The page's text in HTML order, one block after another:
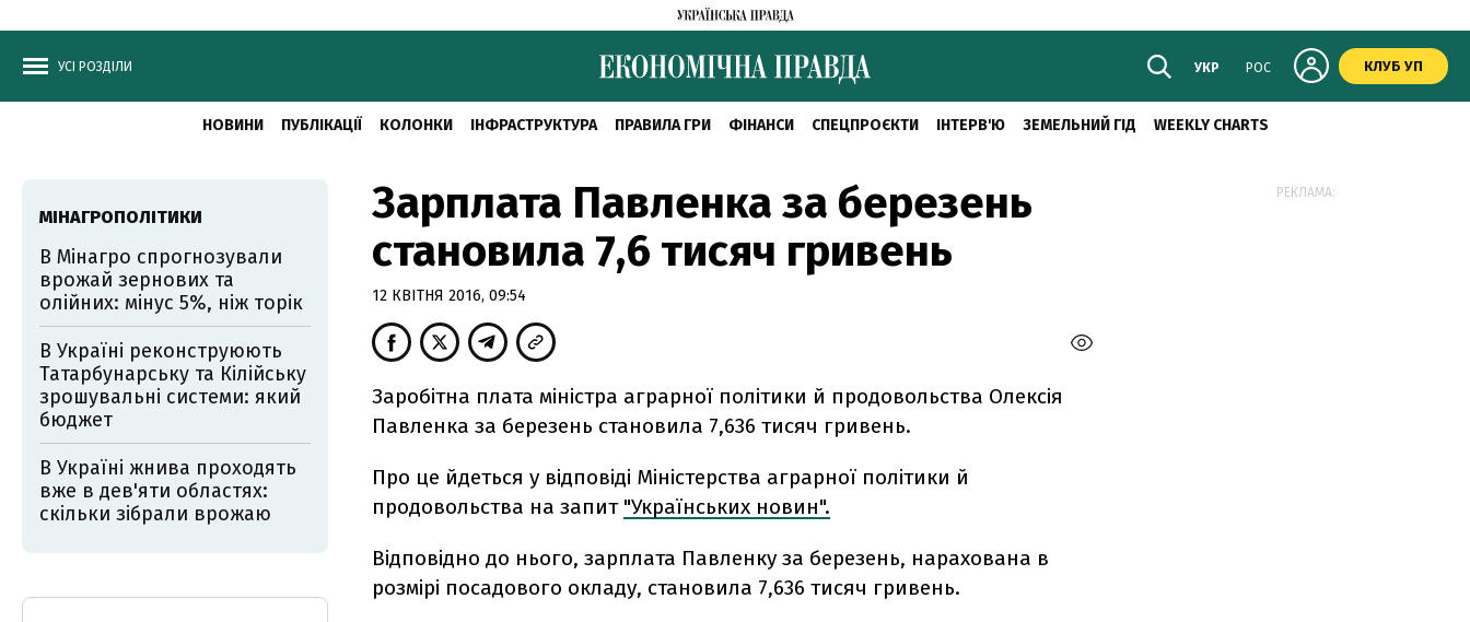
УСІ РОЗДІЛИ УКР РОС КЛУБ УП
НОВИНИ ПУБЛІКАЦІЇ КОЛОНКИ ІНФРАСТРУКТУРА ПРАВИЛА ГРИ ФІНАНСИ СПЕЦПРОЄКТИ ІНТЕРВ'Ю ЗЕМЕЛЬНИЙ ГІД WEEKLY CHARTS
Зарплата Павленка за березень
становила 7,6 тисяч гривень
12 КВІТНЯ 2016, 09:54
Заробітна плата міністра аграрної політики й продовольства Олексія
Павленка за березень становила 7,636 тисяч гривень.
Про це йдеться у відповіді Міністерства аграрної політики й
продовольства на запит "Українських новин".
Відповідно до нього, зарплата Павленку за березень, нарахована в
розмірі посадового окладу, становила 7,636 тисяч гривень.
МІНАГРОПОЛІТИКИ
В Мінагро спрогнозували
врожай зернових та
олійних: мінус 5%, ніж торік
В Україні реконструюють
Татарбунарську та Кілійську
зрошувальні системи: який
бюджет
В Україні жнива проходять
вже в дев'яти областях:
скільки зібрали врожаю
РЕКЛАМА: